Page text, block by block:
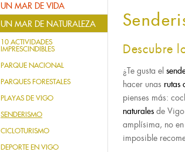
UN MAR DE VIDA
UN MAR DE NATURALEZA
10 ACTIVIDADES
IMPRESCINDIBLES
PARQUE NACIONAL
PARQUES FORESTALES
PLAYAS DE VIGO
SENDERISMO
CICLOTURISMO
DEPORTE EN VIGO
Descubre
¿Te gusta el
hacer unas rutas
pienses más:
naturales de
amplísima, no
imposible